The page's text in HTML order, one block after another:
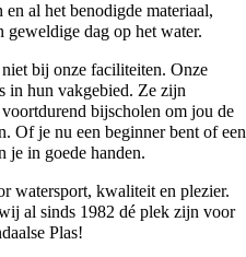
al het benodigde materiaal,
geweldige dag op het water.
bij onze faciliteiten. Onze
in hun vakgebied. Ze zijn
bijscholen om jou de
Of je nu een beginner bent of een
je in goede handen.
watersport, kwaliteit en plezier.
al sinds 1982 dé plek zijn voor
Plas!